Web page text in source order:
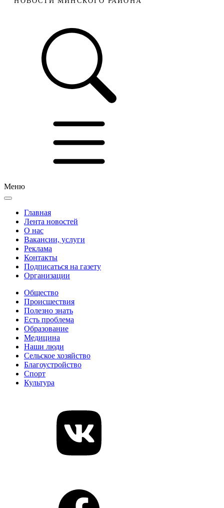
Меню
Главная
Лента новостей
О нас
Вакансии, услуги
Реклама
Контакты
Подписаться на газету
Организации
Общество
Происшествия
Полезно знать
Есть проблема
Образование
Медицина
Наши люди
Сельское хозяйство
Благоустройство
Спорт
Культура